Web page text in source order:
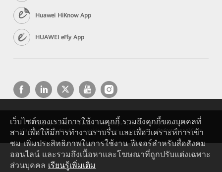
Huawei HiKnow App
HUAWEI eFly App
Copyright © 2026 Huawei Technologies Co., Ltd. All rights reserved.
นโยบายความเป็นส่วนตัว
Cookie Settings Cookies ข้อกำหนดการใช้งาน
เว็บไซต์ของเรามีการใช้งานคุกกี้ รวมถึงคุกกี้ของบุคคลที่
สาม เพื่อให้มีการทำงานราบรื่น และเพื่อวิเคราะห์การเข้า
ชม เพิ่มประสิทธิภาพในการใช้งาน ฟีเจอร์สำหรับสื่อสังคม
ออนไลน์ และรวมถึงเนื้อหาและโฆษณาที่ถูกปรับแต่งเฉพาะ
ส่วนบุคคล เรียนรู้เพิ่มเติม